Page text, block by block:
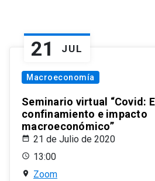
21 JUL
Macroeconomía
Seminario virtual “Covid:
confinamiento e impacto
macroeconómico”
21 de Julio de 2020
13:00
Zoom